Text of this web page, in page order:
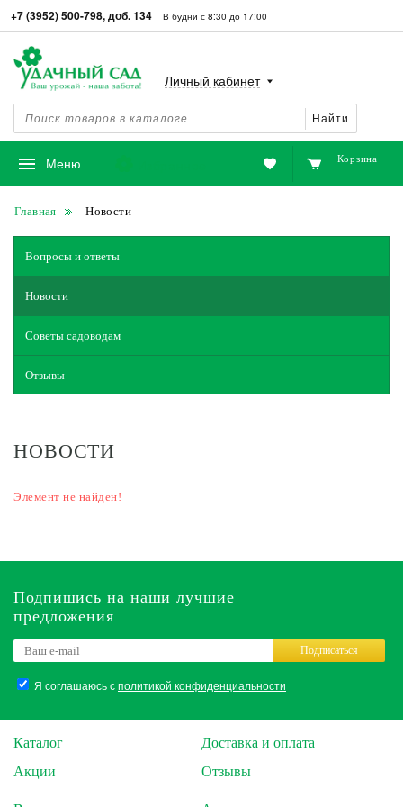
+7 (3952) 500-798, доб. 134 В будни с 8:30 до 17:00
Найти
Личный кабинет
Меню Корзина
Главная Новости
Вопросы и ответы
Новости
Советы садоводам
Отзывы
НОВОСТИ
Элемент не найден!
Подпишись на наши лучшие
предложения
Я соглашаюсь сполитикой конфиденциальности
Подписаться
Каталог
Акции
Доставка и оплата
Отзывы